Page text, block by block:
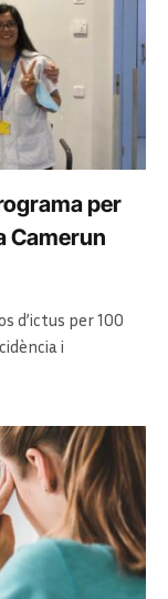
per
Camerun
d’ictus per 100
i